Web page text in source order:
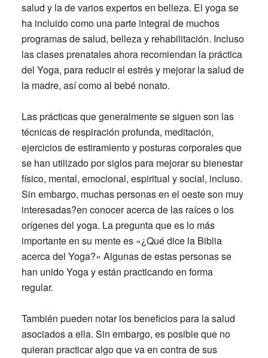
salud y la de varios expertos en belleza. El yoga se
ha incluido como una parte integral de muchos
programas de salud, belleza y rehabilitación. Incluso
las clases prenatales ahora recomiendan la práctica
del Yoga, para reducir el estrés y mejorar la salud de
la madre, así como al bebé nonato.
Las prácticas que generalmente se siguen son las
técnicas de respiración profunda, meditación,
ejercicios de estiramiento y posturas corporales que
se han utilizado por siglos para mejorar su bienestar
físico, mental, emocional, espiritual y social, incluso.
Sin embargo, muchas personas en el oeste son muy
interesadas?en conocer acerca de las raíces o los
orígenes del yoga. La pregunta que es lo más
importante en su mente es «¿Qué dice la Biblia
acerca del Yoga?» Algunas de estas personas se
han unido Yoga y están practicando en forma
regular.
También pueden notar los beneficios para la salud
asociados a ella. Sin embargo, es posible que no
quieran practicar algo que va en contra de sus